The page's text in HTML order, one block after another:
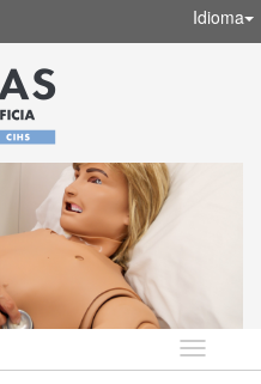
Idioma
Idioma